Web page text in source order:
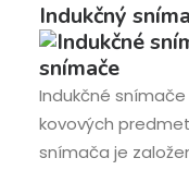
Indukčný
Indukčné
kovových
snímača je